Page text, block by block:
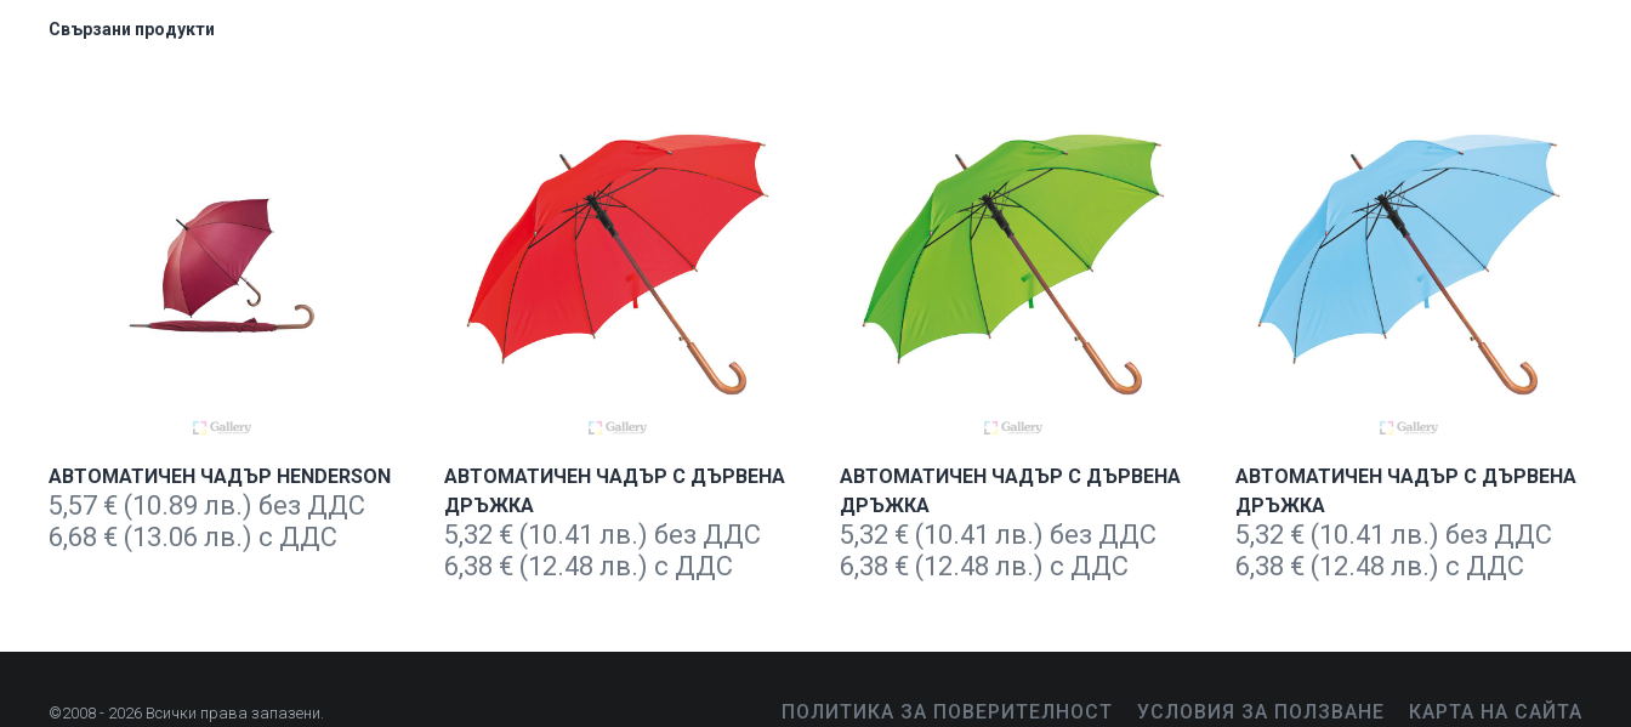
Свързани продукти
АВТОМАТИЧЕН ЧАДЪР HENDERSON
5,57 € (10.89 лв.) без ДДС
6,68 € (13.06 лв.) с ДДС
АВТОМАТИЧЕН ЧАДЪР С ДЪРВЕНА
ДРЪЖКА
5,32 € (10.41 лв.) без ДДС
6,38 € (12.48 лв.) с ДДС
АВТОМАТИЧЕН ЧАДЪР С ДЪРВЕНА
ДРЪЖКА
5,32 € (10.41 лв.) без ДДС
6,38 € (12.48 лв.) с ДДС
АВТОМАТИЧЕН ЧАДЪР С ДЪРВЕНА
ДРЪЖКА
5,32 € (10.41 лв.) без ДДС
6,38 € (12.48 лв.) с ДДС
©2008 - 2026 Всички права запазени. ПОЛИТИКА ЗА ПОВЕРИТЕЛНОСТ УСЛОВИЯ ЗА ПОЛЗВАНЕ КАРТА НА САЙТА